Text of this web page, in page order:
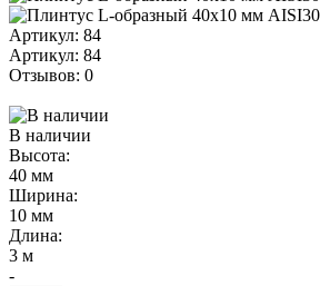
Артикул: 84
Артикул: 84
Отзывов: 0
В наличии
Высота:
40 мм
Ширина:
10 мм
Длина:
3 м
-